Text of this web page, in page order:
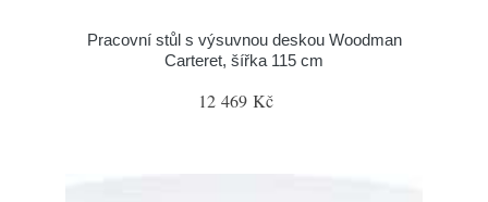
Pracovní stůl s výsuvnou deskou Woodman
Carteret, šířka 115 cm
12 469 Kč